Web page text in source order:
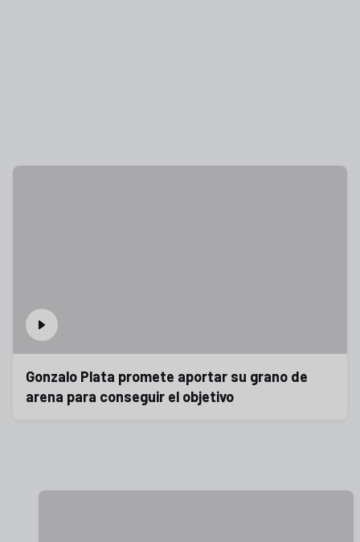
Gonzalo Plata promete aportar su grano de
arena para conseguir el objetivo